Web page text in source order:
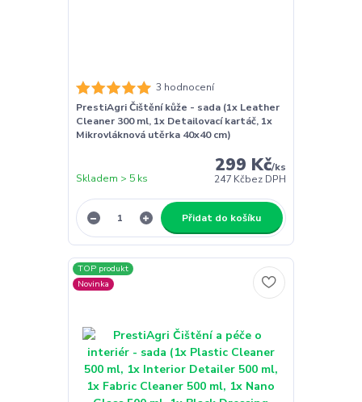
3 hodnocení
PrestiAgri Čištění kůže - sada (1x Leather
Cleaner 300 ml, 1x Detailovací kartáč, 1x
Mikrovláknová utěrka 40x40 cm)
299 Kč/ks
247 Kčbez DPH
Skladem > 5 ks
Přidat do košíku
TOP produkt
Novinka